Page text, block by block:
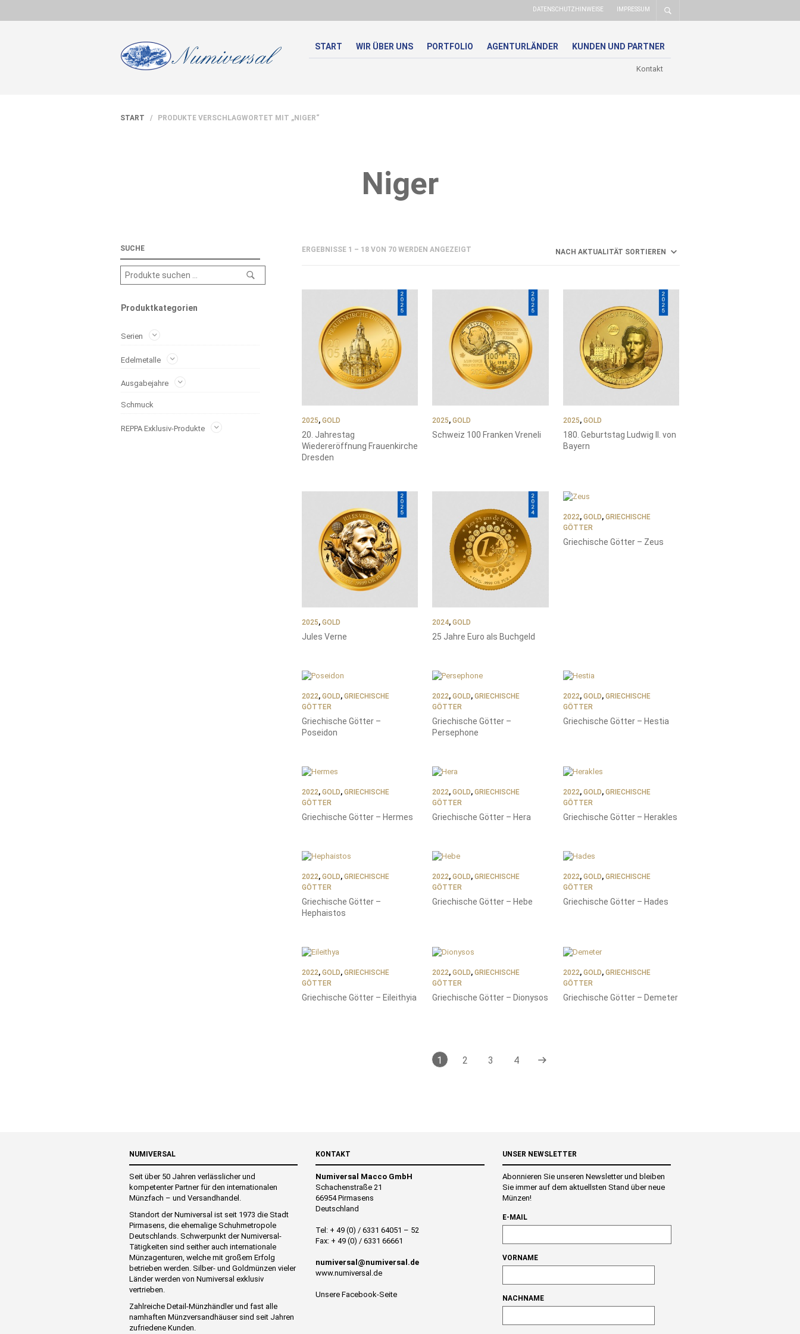
DATENSCHUTZHINWEISE IMPRESSUM
START WIR ÜBER UNS PORTFOLIO AGENTURLÄNDER KUNDEN UND PARTNER
Kontakt
START / PRODUKTE VERSCHLAGWORTET MIT „NIGER“
Niger
ERGEBNISSE 1 – 18 VON 70 WERDEN ANGEZEIGT
SUCHE
Produktkategorien
Serien
Edelmetalle
Ausgabejahre
Schmuck
REPPA Exklusiv-Produkte
2025, GOLD
20. Jahrestag
Wiedereröffnung Frauenkirche
Dresden
2025,GOLD
Schweiz 100 Franken Vreneli
2025, GOLD
180. Geburtstag Ludwig II. von
Bayern
2025, GOLD
Jules Verne
2024,GOLD
25 Jahre Euro als Buchgeld
2022, GOLD, GRIECHISCHE
GÖTTER
Griechische Götter – Zeus
2022, GOLD, GRIECHISCHE
GÖTTER
Griechische Götter –
Poseidon
2022,GOLD,GRIECHISCHE
GÖTTER
Griechische Götter –
Persephone
2022, GOLD, GRIECHISCHE
GÖTTER
Griechische Götter – Hestia
2022, GOLD, GRIECHISCHE
GÖTTER
Griechische Götter – Hermes
2022,GOLD,GRIECHISCHE
GÖTTER
Griechische Götter – Hera
2022, GOLD, GRIECHISCHE
GÖTTER
Griechische Götter – Herakles
2022, GOLD, GRIECHISCHE
GÖTTER
Griechische Götter –
Hephaistos
2022,GOLD,GRIECHISCHE
GÖTTER
Griechische Götter – Hebe
2022, GOLD, GRIECHISCHE
GÖTTER
Griechische Götter – Hades
2022, GOLD, GRIECHISCHE
GÖTTER
Griechische Götter – Eileithyia
2022,GOLD,GRIECHISCHE
GÖTTER
Griechische Götter – Dionysos
2022, GOLD, GRIECHISCHE
GÖTTER
Griechische Götter – Demeter
1 2 3 4
NUMIVERSAL
Seit über 50 Jahren verlässlicher und
kompetenter Partner für den internationalen
Münzfach – und Versandhandel.
Standort der Numiversal ist seit 1973 die Stadt
Pirmasens, die ehemalige Schuhmetropole
Deutschlands. Schwerpunkt der Numiversal-
Tätigkeiten sind seither auch internationale
Münzagenturen, welche mit großem Erfolg
betrieben werden. Silber- und Goldmünzen vieler
Länder werden von Numiversal exklusiv
vertrieben.
Zahlreiche Detail-Münzhändler und fast alle
namhaften Münzversandhäuser sind seit Jahren
zufriedene Kunden.
KONTAKT
Numiversal Macco GmbH
Schachenstraße 21
66954 Pirmasens
Deutschland
Tel: + 49 (0) / 6331 64051 – 52
Fax: + 49 (0) / 6331 66661
numiversal@numiversal.de
www.numiversal.de
Unsere Facebook-Seite
UNSER NEWSLETTER
Abonnieren Sie unseren Newsletter und bleiben
Sie immer auf dem aktuellsten Stand über neue
Münzen!
E-MAIL
VORNAME
NACHNAME